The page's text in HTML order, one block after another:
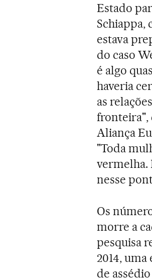
Estado
Schiappa,
estava
do caso
é algo
haveria
as
fronteira",
Aliança
"Toda
vermelha.
nesse
Os
morre a
pesquisa
2014,
de